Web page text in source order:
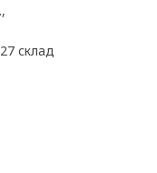
склад